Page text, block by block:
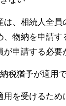
は、相続人全員
、物納を申請す
申請する必要
税猶予が適用
用を受けるため